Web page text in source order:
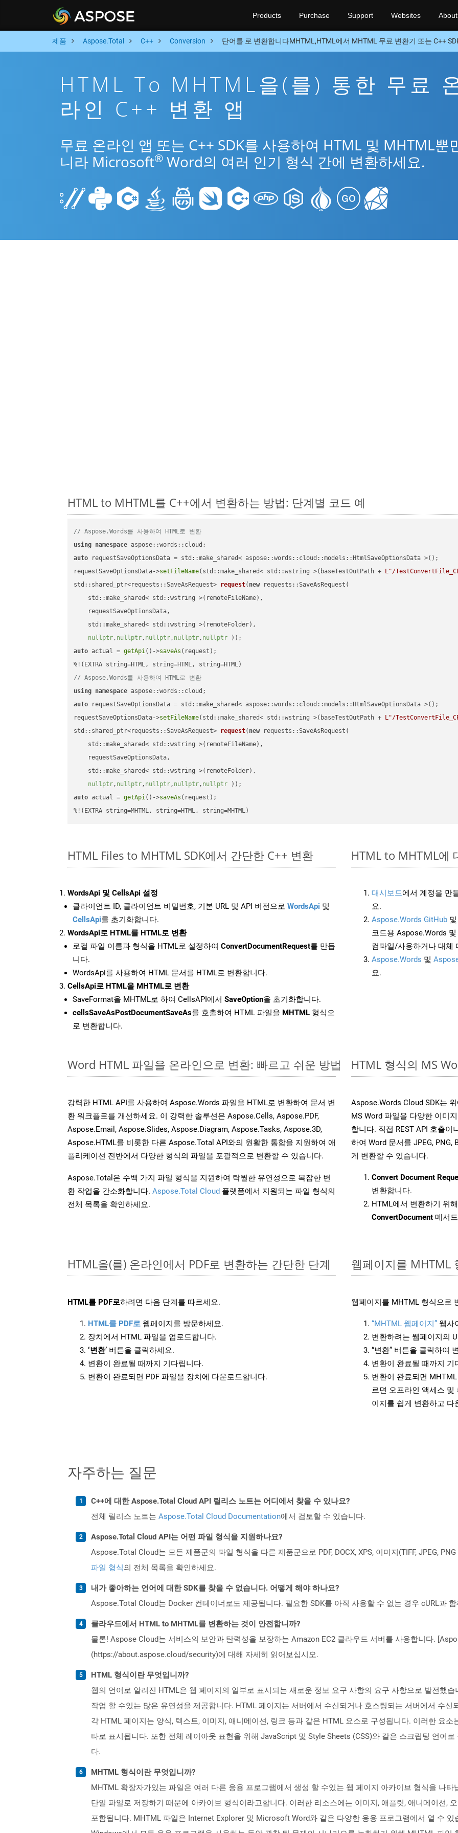
Products Purchase Support Websites About
제품 Aspose.Total C++ Conversion 단어를 로 변환합니다MHTML,HTML에서 MHTML 무료 변환기 또는 C++
HTML To MHTML을(를) 통한 무료
라인 C++ 변환 앱
무료 온라인 앱 또는 C++ SDK를 사용하여 HTML 및 MHTML뿐
니라 Microsoft® Word의 여러 인기 형식 간에 변환하세요.
HTML to MHTML를 C++에서 변환하는 방법: 단계별 코드 예
// Aspose.Words를 사용하여 HTML로 변환
using namespace
auto requestSaveOptionsData = std::make_shared< aspose::words::cloud::models::HtmlSaveOptionsData >();
requestSaveOptionsData->setFileName(std::make_shared< std::wstring >(baseTestOutPath + L"/
std::shared_ptr<requests::SaveAsRequest> request( new requests::SaveAsRequest(
    std::make_shared< std::wstring >(remoteFileName),
    requestSaveOptionsData,
    std::make_shared< std::wstring >(remoteFolder),
nullptr, nullptr, nullptr, nullptr, nullptr ))
auto actual = getApi()->saveAs (request);
// Aspose.Words를 사용하여 HTML로 변환
using namespace
auto requestSaveOptionsData = std::make_shared< aspose::words::cloud::models::HtmlSaveOptionsData >();
requestSaveOptionsData->setFileName(std::make_shared< std::wstring >(baseTestOutPath + L"/
std::shared_ptr<requests::SaveAsRequest> request( new requests::SaveAsRequest(
    std::make_shared< std::wstring >(remoteFileName),
    requestSaveOptionsData,
    std::make_shared< std::wstring >(remoteFolder),
nullptr, nullptr, nullptr, nullptr, nullptr ))
auto actual = getApi()->saveAs (request);
%!(EXTRA string=MHTML, string=HTML, string=MHTML)
HTML Files to MHTML SDK에서 간단한 C++ 변환
WordsApi 및 CellsApi 설정
클라이언트 ID, 클라이언트 비밀번호, 기본 URL 및 API 버전으로 WordsApi 및
CellsApi를 초기화합니다.
WordsApi로 HTML를 HTML로 변환
로컬 파일 이름과 형식을 HTML로 설정하여 ConvertDocumentRequest를 만듭
니다.
WordsApi를 사용하여 HTML 문서를 HTML로 변환합니다.
CellsApi로 HTML을 MHTML로 변환
SaveFormat을 MHTML로 하여 CellsAPI에서 SaveOption을 초기화합니다.
cellsSaveAsPostDocumentSaveAs를 호출하여 HTML 파일을 MHTML 형식으
로 변환합니다.
HTML to MHTML에
대시보드에서 계정을 만
요.
Aspose.Words GitHub 및
코드용 Aspose.Words
컴파일/사용하거나 대체
Aspose.Words 및
요.
Word HTML 파일을 온라인으로 변환: 빠르고 쉬운 방법
강력한 HTML API를 사용하여 Aspose.Words 파일을 HTML로 변환하여 문서 변
환 워크플로를 개선하세요. 이 강력한 솔루션은 Aspose.Cells, Aspose.PDF,
Aspose.Email, Aspose.Slides, Aspose.Diagram, Aspose.Tasks, Aspose.3D,
Aspose.HTML를 비롯한 다른 Aspose.Total API와의 원활한 통합을 지원하여 애
플리케이션 전반에서 다양한 형식의 파일을 포괄적으로 변환할 수 있습니다.
Aspose.Total은 수백 가지 파일 형식을 지원하여 탁월한 유연성으로 복잡한 변
환 작업을 간소화합니다. Aspose.Total Cloud 플랫폼에서 지원되는 파일 형식의
전체 목록을 확인하세요.
HTML 형식의 MS
Aspose.Words Cloud SDK는
MS Word 파일을 다양한 이미
합니다. 직접 REST API 호출이
하여 Word 문서를 JPEG, PNG,
게 변환할 수 있습니다.
Convert Document
변환합니다.
HTML에서 변환하기 위
ConvertDocument 메서
HTML을(를) 온라인에서 PDF로 변환하는 간단한 단계
HTML를 PDF로하려면 다음 단계를 따르세요.
HTML를 PDF로 웹페이지를 방문하세요.
장치에서 HTML 파일을 업로드합니다.
‘변환’ 버튼을 클릭하세요.
변환이 완료될 때까지 기다립니다.
변환이 완료되면 PDF 파일을 장치에 다운로드합니다.
웹페이지를 MHTML
웹페이지를 MHTML 형식으로
“MHTML 웹페이지” 웹사
변환하려는 웹페이지의
“변환” 버튼을 클릭하여
변환이 완료될 때까지 기
변환이 완료되면
르면 오프라인 액세스
이지를 쉽게 변환하고 다
자주하는 질문
C++에 대한 Aspose.Total Cloud API 릴리스 노트는 어디에서 찾을 수 있나요?
전체 릴리스 노트는 Aspose.Total Cloud Documentation에서 검토할 수 있습니다.
Aspose.Total Cloud API는 어떤 파일 형식을 지원하나요?
Aspose.Total Cloud는 모든 제품군의 파일 형식을 다른 제품군으로 PDF, DOCX, XPS, 이미지(TIFF, JPEG,
파일 형식의 전체 목록을 확인하세요.
내가 좋아하는 언어에 대한 SDK를 찾을 수 없습니다. 어떻게 해야 하나요?
Aspose.Total Cloud는 Docker 컨테이너로도 제공됩니다. 필요한 SDK를 아직 사용할 수 없는 경우 cURL과
클라우드에서 HTML to MHTML를 변환하는 것이 안전합니까?
물론! Aspose Cloud는 서비스의 보안과 탄력성을 보장하는 Amazon EC2 클라우드 서버를 사용합니다.
(https://about.aspose.cloud/security)에 대해 자세히 읽어보십시오.
HTML 형식이란 무엇입니까?
웹의 언어로 알려진 HTML은 웹 페이지의 일부로 표시되는 새로운 정보 요구 사항의 요구 사항으로 발전했
작업 할 수있는 많은 유연성을 제공합니다. HTML 페이지는 서버에서 수신되거나 호스팅되는 서버에서 수신
각 HTML 페이지는 양식, 텍스트, 이미지, 애니메이션, 링크 등과 같은 HTML 요소로 구성됩니다. 이러한 요
타로 표시됩니다. 또한 전체 레이아웃 표현을 위해 JavaScript 및 Style Sheets (CSS)와 같은 스크립팅 언어
다.
MHTML 형식이란 무엇입니까?
MHTML 확장자가있는 파일은 여러 다른 응용 프로그램에서 생성 할 수있는 웹 페이지 아카이브 형식을 나
단일 파일로 저장하기 때문에 아카이브 형식이라고합니다. 이러한 리소스에는 이미지, 애플릿, 애니메이션,
포함됩니다. MHTML 파일은 Internet Explorer 및 Microsoft Word와 같은 다양한 응용 프로그램에서 열 수